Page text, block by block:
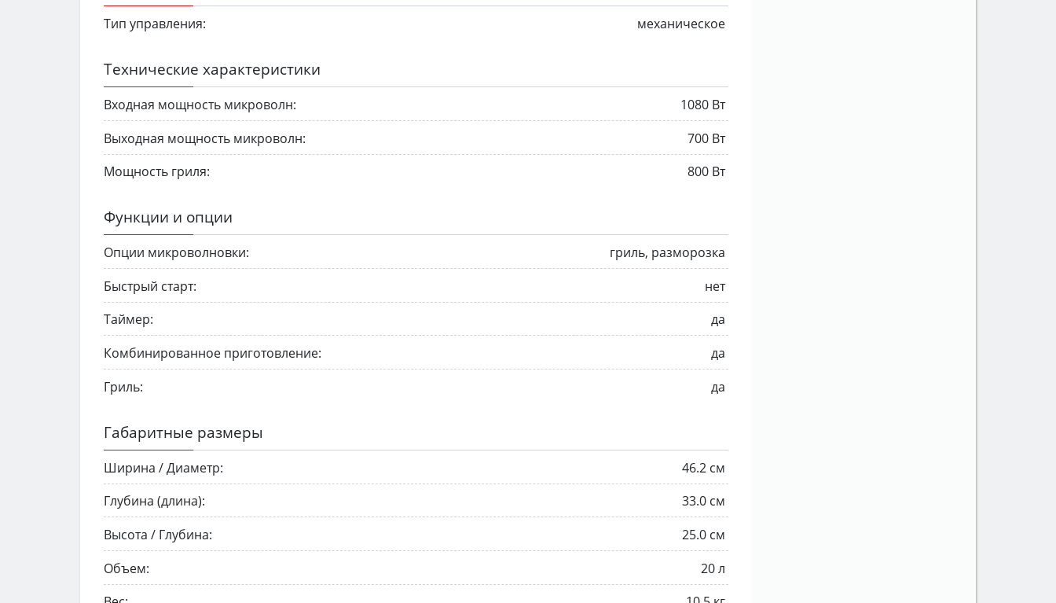
Тип управления: механическое
Технические характеристики
Входная мощность микроволн:
1080 Вт
Выходная мощность микроволн:
700 Вт
Мощность гриля:
800 Вт
Функции и опции
Опции микроволновки:
гриль, разморозка
Быстрый старт:
нет
Таймер:
да
Комбинированное приготовление:
да
Гриль:
да
Габаритные размеры
Ширина / Диаметр:
46.2 см
Глубина (длина):
33.0 см
Высота / Глубина:
25.0 см
Объем:
20 л